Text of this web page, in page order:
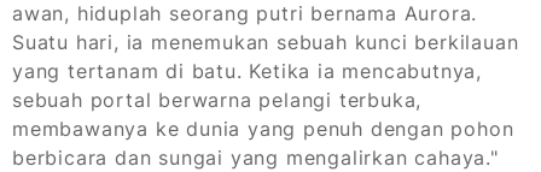
awan, hiduplah seorang putri bernama Aurora.
Suatu hari, ia menemukan sebuah kunci berkilauan
yang tertanam di batu. Ketika ia mencabutnya,
sebuah portal berwarna pelangi terbuka,
membawanya ke dunia yang penuh dengan pohon
berbicara dan sungai yang mengalirkan cahaya."